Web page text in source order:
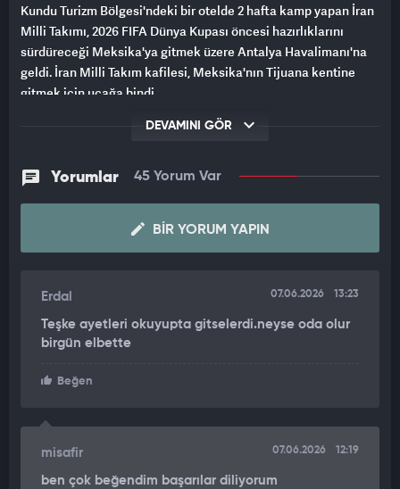
Kundu Turizm Bölgesi'ndeki bir otelde 2 hafta kamp yapan İran
Milli Takımı, 2026 FIFA Dünya Kupası öncesi hazırlıklarını
sürdüreceği Meksika'ya gitmek üzere Antalya Havalimanı'na
geldi. İran Milli Takım kafilesi, Meksika'nın Tijuana kentine
gitmek için uçağa bindi.
İran Milli Futbol Takımı, Meksika ve Dünya Kupası için
DEVAMINI GÖR
Yorumlar 45 Yorum Var
BIR YORUM YAPIN
Erdal 07.06.2026 13:23
Teşke ayetleri okuyupta gitselerdi.neyse oda olur
birgün elbette
Beğen
misafir 07.06.2026 12:19
ben çok beğendim başarılar diliyorum